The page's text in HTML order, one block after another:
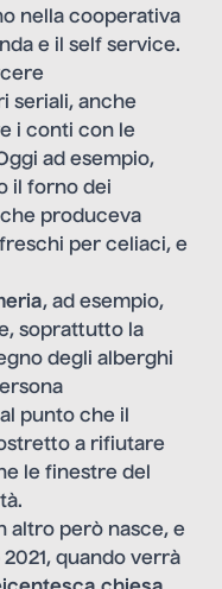
nella cooperativa
e il self service.
seriali, anche
i conti con le
ad esempio,
il forno dei
produceva
per celiaci, e
, ad esempio,
soprattutto la
degli alberghi
punto che il
a rifiutare
le finestre del
altro però nasce, e
quando verrà